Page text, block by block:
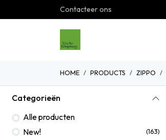
Overslaan naar inhoudContacteer ons
HOME PRODUCTS ZIPPO
Categorieën
Alle producten
New!
(163)